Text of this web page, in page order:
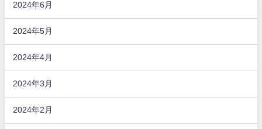
2024年6月
2024年5月
2024年4月
2024年3月
2024年2月